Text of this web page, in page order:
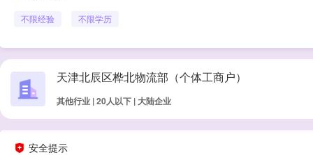
不限经验 不限学历
天津北辰区桦北物流部（个体工商户）
其他行业 | 20人以下 | 大陆企业
安全提示